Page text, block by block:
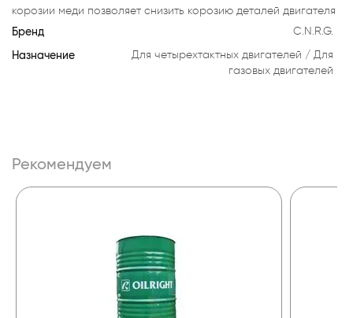
корозии меди позволяет снизить корозию деталей двигателя
Бренд C.N.R.G.
Назначение Для четырехтактных двигателей
Для
газовых двигателей
Рекомендуем